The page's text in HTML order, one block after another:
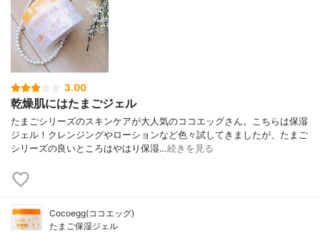
3.00
乾燥肌にはたまごジェル
たまごシリーズのスキンケアが大人気のココエッグさん。こちらは保湿
ジェル！クレンジングやローションなど色々試してきましたが、たまご
シリーズの良いところはやはり保湿…続きを見る
Cocoegg(ココエッグ)
たまご保湿ジェル